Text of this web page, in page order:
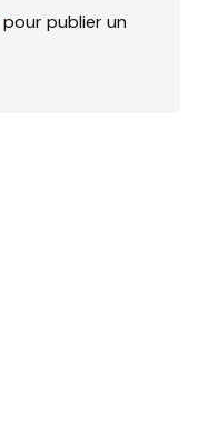
pour publier un